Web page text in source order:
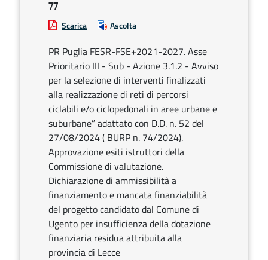
77
Scarica Ascolta
PR Puglia FESR-FSE+2021-2027. Asse
Prioritario III - Sub - Azione 3.1.2 - Avviso
per la selezione di interventi finalizzati
alla realizzazione di reti di percorsi
ciclabili e/o ciclopedonali in aree urbane e
suburbane” adattato con D.D. n. 52 del
27/08/2024 ( BURP n. 74/2024).
Approvazione esiti istruttori della
Commissione di valutazione.
Dichiarazione di ammissibilità a
finanziamento e mancata finanziabilità
del progetto candidato dal Comune di
Ugento per insufficienza della dotazione
finanziaria residua attribuita alla
provincia di Lecce